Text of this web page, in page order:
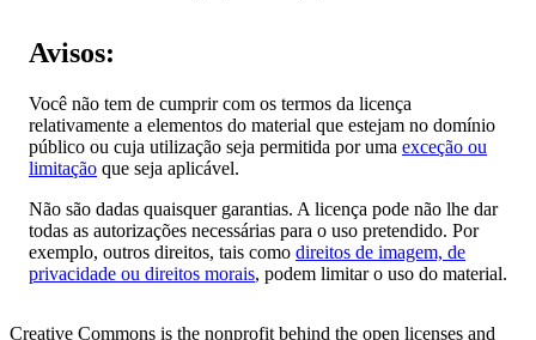
Avisos:
Você não tem de cumprir com os termos da licença
relativamente a elementos do material que estejam no domínio
público ou cuja utilização seja permitida por uma exceção ou
limitação que seja aplicável.
Não são dadas quaisquer garantias. A licença pode não lhe dar
todas as autorizações necessárias para o uso pretendido. Por
exemplo, outros direitos, tais como direitos de imagem, de
privacidade ou direitos morais, podem limitar o uso do material.
Creative Commons is the nonprofit behind the open licenses and